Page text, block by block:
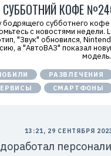
СУББОТНИЙ КОФЕ
бодрящего субботнего кофе
с новостями недели.
"Звук" обновился,
а "АвтоВАЗ" показал
РАЗВЛЕЧЕНИЯ
СМАРТФОНЫ
13:21, 29 СЕНТЯБРЯ